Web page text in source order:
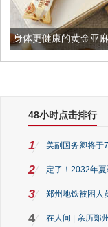
籽，我们把它加到了牛
48小时点击排行
1 美副国务卿将于
2 定了！2032年
3 郑州地铁被困人
4 在人间 | 亲历郑